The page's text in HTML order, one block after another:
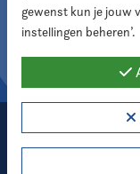
2026
gewenst kun je jouw
instellingen beheren’.